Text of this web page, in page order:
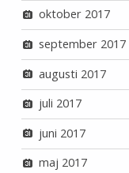
oktober 2017
september 2017
augusti 2017
juli 2017
juni 2017
maj 2017